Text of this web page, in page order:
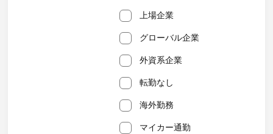
上場企業
グローバル企業
外資系企業
転勤なし
海外勤務
マイカー通勤